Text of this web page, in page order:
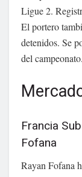
Ligue 2.
El portero
detenidos. Se
del campeonato.
Francia
Fofana
Rayan Fofana